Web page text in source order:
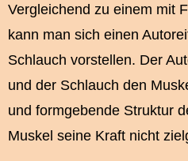
Vergleichend zu einem mit
kann man sich einen
Schlauch vorstellen. Der
und der Schlauch den
und formgebende Struktur
Muskel seine Kraft nicht